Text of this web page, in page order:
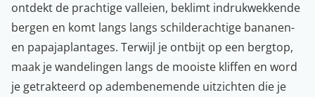
ontdekt de prachtige valleien, beklimt indrukwekkende
bergen en komt langs langs schilderachtige bananen-
en papajaplantages. Terwijl je ontbijt op een bergtop,
maak je wandelingen langs de mooiste kliffen en word
je getrakteerd op adembenemende uitzichten die je